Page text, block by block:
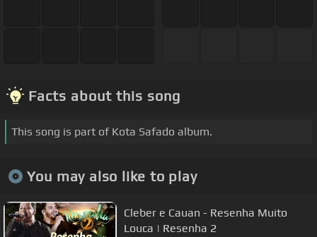
Facts about this song
This song is part of Kota Safado album.
You may also like to play
Cleber e Cauan - Resenha Muito
Louca | Resenha 2